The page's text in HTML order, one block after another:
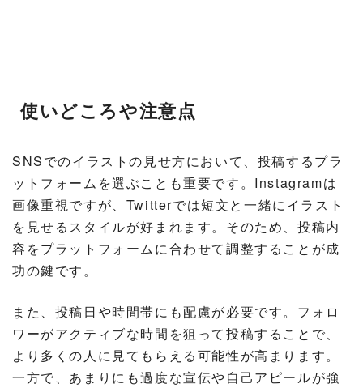
使いどころや注意点
SNSでのイラストの見せ方において、投稿するプラ
ットフォームを選ぶことも重要です。Instagramは
画像重視ですが、Twitterでは短文と一緒にイラスト
を見せるスタイルが好まれます。そのため、投稿内
容をプラットフォームに合わせて調整することが成
功の鍵です。
また、投稿日や時間帯にも配慮が必要です。フォロ
ワーがアクティブな時間を狙って投稿することで、
より多くの人に見てもらえる可能性が高まります。
一方で、あまりにも過度な宣伝や自己アピールが強